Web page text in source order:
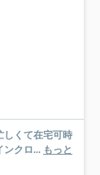
しくて在宅可時
ンクロ... もっと